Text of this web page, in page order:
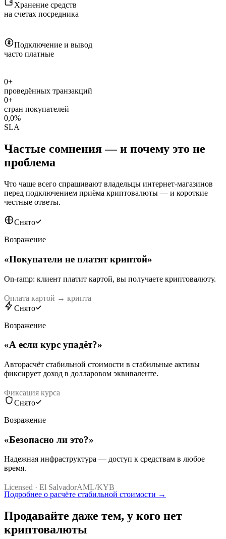
Хранение средств
на счетах посредника
Подключение и вывод
часто платные
0+
проведённых транзакций
0+
стран покупателей
0,0%
SLA
Частые сомнения — и почему это не
проблема
Что чаще всего спрашивают владельцы интернет-магазинов
перед подключением приёма криптовалюты — и короткие
честные ответы.
Снято
Возражение
«Покупатели не платят криптой»
On-ramp: клиент платит картой, вы получаете криптовалюту.
Оплата картой → крипта
Снято
Возражение
«А если курс упадёт?»
Авторасчёт стабильной стоимости в стабильные активы
фиксирует доход в долларовом эквиваленте.
Фиксация курса
Снято
Возражение
«Безопасно ли это?»
Надежная инфраструктура — доступ к средствам в любое
время.
Licensed · El SalvadorAML/KYB
Подробнее о расчёте стабильной стоимости →
Продавайте даже тем, у кого нет
криптовалюты